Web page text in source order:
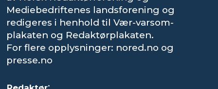
Mediebedriftenes landsforening og
redigeres i henhold til Vær-varsom-
plakaten og Redaktørplakaten.
For flere opplysninger: nored.no og
presse.no